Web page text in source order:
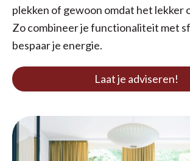
plekken of gewoon omdat het lekker
Zo combineer je functionaliteit met
bespaar je energie.
Laat je adviseren!